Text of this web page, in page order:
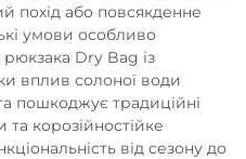
похід або повсякденне
умови особливо
Dry Bag із
вплив солоної води
пошкоджує традиційні
та корозійностійке
від сезону до